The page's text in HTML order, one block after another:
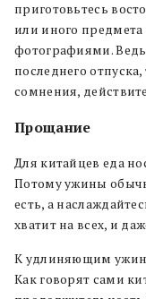
приготовьтесь
или иного предмета
фотографиями. Ведь
последнего
сомнения,
Прощание
Для китайцев еда
Потому ужины
есть, а
хватит на всех, и
К удлиняющим ужин
Как говорят сами